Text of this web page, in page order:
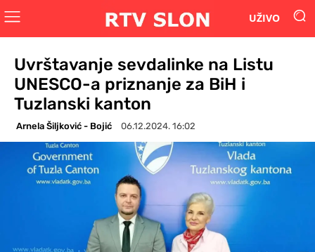
UŽIVO
Uvrštavanje sevdalinke na Listu
UNESCO-a priznanje za BiH i
Tuzlanski kanton
Arnela Šiljković - Bojić 06.12.2024. 16:02